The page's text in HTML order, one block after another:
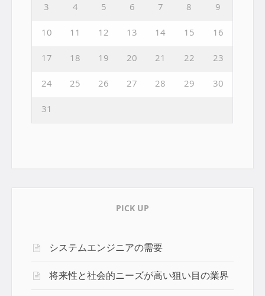
3
4 5 6 7 8
9
10
11 12 13 14 15
16
17
18 19 20 21 22
23
24
25 26 27 28 29
30
31
PICK UP
システムエンジニアの需要
将来性と社会的ニーズが高い狙い目の業界